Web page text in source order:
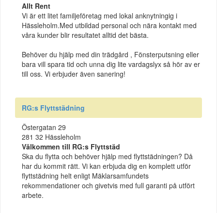
Allt Rent
Vi är ett litet familjeföretag med lokal anknytningig i
Hässleholm.Med utbildad personal och nära kontakt med
våra kunder blir resultatet alltid det bästa.
Behöver du hjälp med din trädgård , Fönsterputsning eller
bara vill spara tid och unna dig lite vardagslyx så hör av er
till oss. Vi erbjuder även sanering!
RG:s Flyttstädning
Östergatan 29
281 32 Hässleholm
Välkommen till RG:s Flyttstäd
Ska du flytta och behöver hjälp med flyttstädningen? Då
har du kommit rätt. Vi kan erbjuda dig en komplett utför
flyttstädning helt enligt Mäklarsamfundets
rekommendationer och givetvis med full garanti på utfört
arbete.